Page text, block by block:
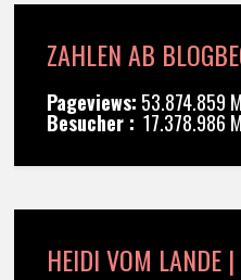
ZAHLEN AB
Pageviews: 53.874.859
Besucher : 17.378.986
HEIDI VOM LANDE